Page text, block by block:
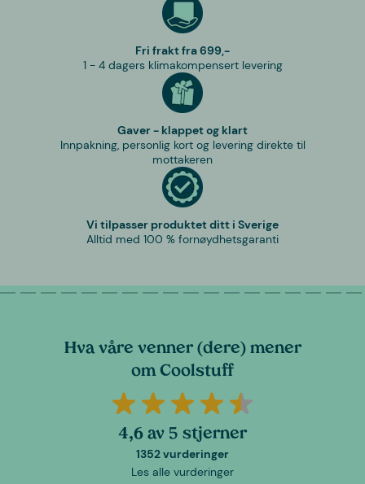
Fri frakt fra 699,-
1 - 4 dagers klimakompensert levering
Gaver - klappet og klart
Innpakning, personlig kort og levering direkte til
mottakeren
Vi tilpasser produktet ditt i Sverige
Alltid med 100 % fornøydhetsgaranti
Hva våre venner (dere) mener
om Coolstuff
4,6 av 5 stjerner
1352 vurderinger
Les alle vurderinger